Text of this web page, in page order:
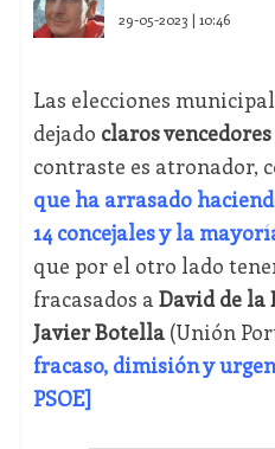
29-05-2023 | 10:46
Las elecciones
dejado claros
contraste es atronador,
que ha arrasado
14 concejales y la
que por el otro lado
fracasados a David de la
Javier Botella(Unión
fracaso, dimisión y
PSOE]